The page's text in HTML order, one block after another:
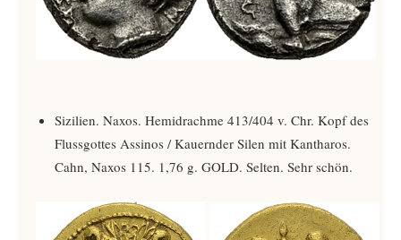
Sizilien. Naxos. Hemidrachme 413/404 v. Chr. Kopf des
Flussgottes Assinos / Kauernder Silen mit Kantharos.
Cahn, Naxos 115. 1,76 g. GOLD. Selten. Sehr schön.